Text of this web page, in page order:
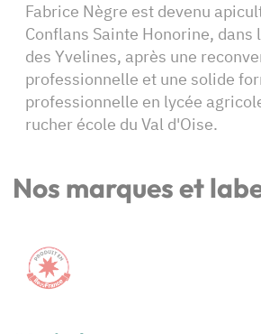
Fabrice Nègre est devenu
Conflans Sainte Honorine,
des Yvelines, après une
professionnelle et une solide
professionnelle en lycée
rucher école du Val d'Oise.
Nos marques et